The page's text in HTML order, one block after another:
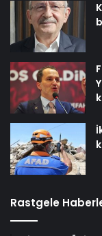
Rastgele